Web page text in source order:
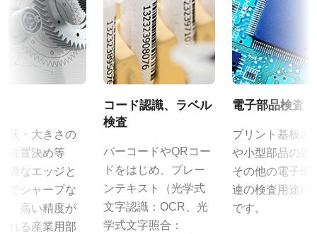
規格 横x縦
1392 x 1040 px
フレームレート/ラインレート
インターフェース
Mini Camera Link
センサ
センサ名
ICX 285AQ
CAD file - C Series 141 MCL-PMCL
カメラセレクションガイド（総合カタログ）
取扱説明書＆データシート - ディスコン
マニュアル - CB-141MCL
データシート - CB-141MCL
電源周波数： 50/60Hz
動作温度：-10～+50℃
動作湿度：20％～85％（但し結露なきこと）
外形寸法：43(W) ｘ 30(H) ｘ 112（D)mm （突起部除く）
質量：285g/277g ケーブル長：2.0m
出力コネクタB / F（型番）
B ( VA-055 B )：12pin仕様
F ( VA-055 F )：6pin仕様
MP-40 三脚マウント
MP-40はCシリーズおよびCV-M9CL、CV-M9GEに対応していま
状・大きさの
位置決め等
瞭なエッジと
でシャープな
、高い精度が
れる産業用部
コード認識、ラベル
検査
バーコードやQRコー
ドをはじめ、プレー
ンテキスト（光学式
文字認識：OCR、光
学式文字照合：
電子部品検査
プリント基板の
や小型部品の選
その他の電子部
連の検査用途に
です。